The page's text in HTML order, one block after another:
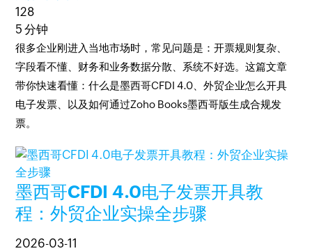
128
5 分钟
很多企业刚进入当地市场时，常见问题是：开票规则复杂、
字段看不懂、财务和业务数据分散、系统不好选。这篇文章
带你快速看懂：什么是墨西哥CFDI 4.0、外贸企业怎么开具
电子发票、以及如何通过Zoho Books墨西哥版生成合规发
票。
墨西哥CFDI 4.0电子发票开具教
程：外贸企业实操全步骤
2026-03-11